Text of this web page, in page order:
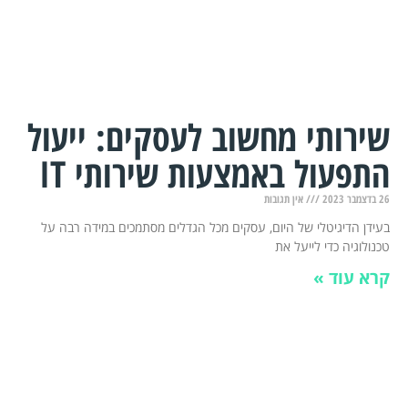
שירותי מחשוב לעסקים: ייעול
התפעול באמצעות שירותי IT
26 בדצמבר 2023 אין תגובות
בעידן הדיגיטלי של היום, עסקים מכל הגדלים מסתמכים במידה רבה על
טכנולוגיה כדי לייעל את
קרא עוד »